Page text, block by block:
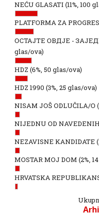
NEĆU GLASATI (11%, 100
PLATFORMA ZA PROGRES
ОСТАЈТЕ ОВДЈЕ -
glas/ova)
HDZ (6%, 50 glas/ova)
HDZ 1990 (3%, 25 glas/ova)
NISAM JOŠ ODLUČILA/O
NIJEDNU OD NAVEDENIH
NEZAVISNE KANDIDATE
MOSTAR MOJ DOM (2%,
HRVATSKA